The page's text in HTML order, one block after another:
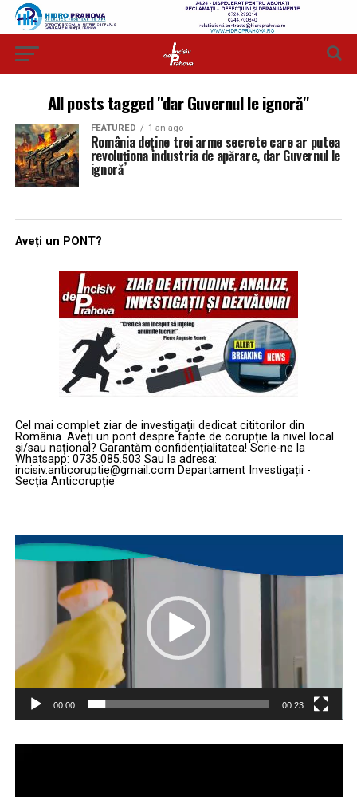
All posts tagged "dar Guvernul le ignoră"
FEATURED 1 an ago
România deține trei arme secrete care ar putea
revoluționa industria de apărare, dar Guvernul le
ignoră
Aveți un PONT?
Cel mai complet ziar de investigații dedicat cititorilor din
România. Aveți un pont despre fapte de corupție la nivel local
și/sau național? Garantăm confidențialitatea! Scrie-ne la
Whatsapp: 0735.085.503 Sau la adresa:
incisiv.anticoruptie@gmail.com Departament Investigații -
Secția Anticorupție
Player
video
00:00 00:23
Player